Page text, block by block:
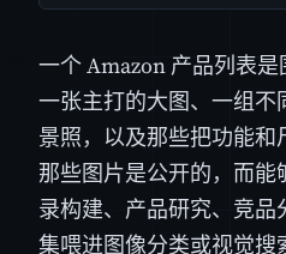
一个 Amazon 产品列表是
一张主打的大图、一组不
景照，以及那些把功能和
那些图片是公开的，而能
录构建、产品研究、竞
集喂进图像分类或视觉搜